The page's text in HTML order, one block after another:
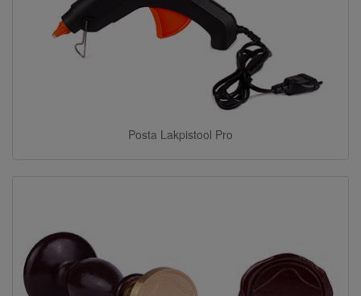
Posta Lakpistool Pro